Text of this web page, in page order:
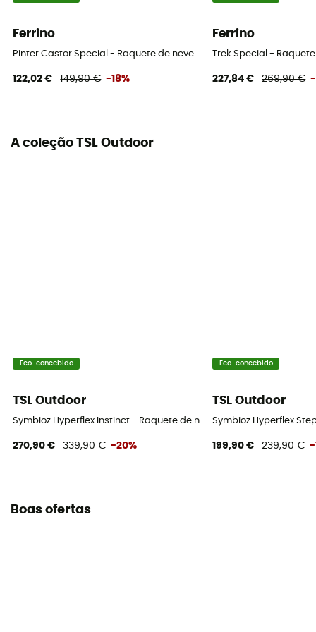
Ferrino
Pinter Castor Special - Raquete de neve
122,02 € 149,90 € -18%
Ferrino
Trek Special -
227,84 € 269,90 € -
A coleção TSL Outdoor
Eco-concebido
TSL Outdoor
Symbioz Hyperflex Instinct - Raquete de neve
270,90 € 339,90 € -20%
Eco-concebido
TSL Outdoor
Symbioz Hyperflex
199,90 € 239,90 € -
Boas ofertas